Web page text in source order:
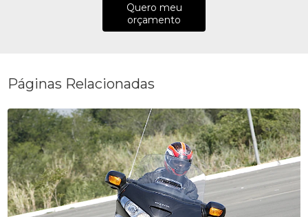
Quero meu
orçamento
Páginas Relacionadas